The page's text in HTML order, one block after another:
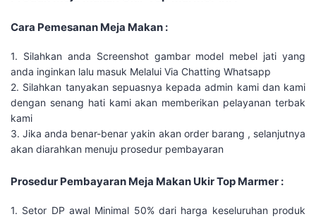
Cara Pemesanan Meja Makan :
1. Silahkan anda Screenshot gambar model mebel jati yang
anda inginkan lalu masuk Melalui Via Chatting Whatsapp
2. Silahkan tanyakan sepuasnya kepada admin kami dan kami
dengan senang hati kami akan memberikan pelayanan terbak
kami
3. Jika anda benar-benar yakin akan order barang , selanjutnya
akan diarahkan menuju prosedur pembayaran
Prosedur Pembayaran Meja Makan Ukir Top Marmer :
1. Setor DP awal Minimal 50% dari harga keseluruhan produk